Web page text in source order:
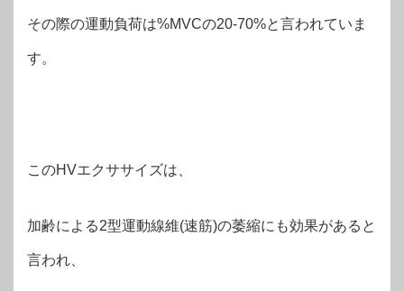
その際の運動負荷は%MVCの20-70%と言われていま
す。
このHVエクササイズは、
加齢による2型運動線維(速筋)の萎縮にも効果があると
言われ、